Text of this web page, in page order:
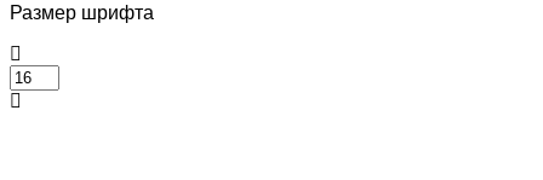
Размер шрифта